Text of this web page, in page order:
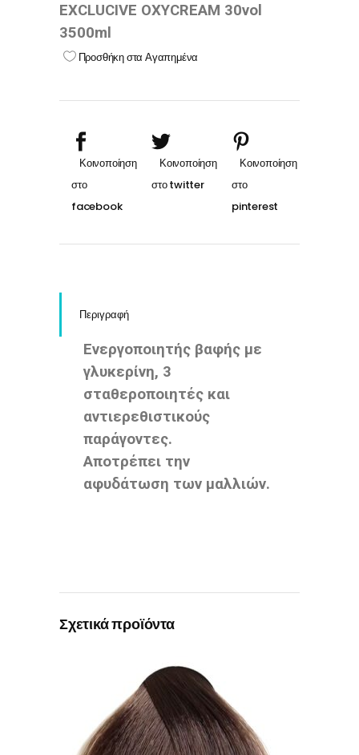
EXCLUCIVE OXYCREAM 30vol
3500ml
Προσθήκη στα Αγαπημένα
Περιγραφή
Ενεργοποιητής βαφής με
γλυκερίνη, 3
σταθεροποιητές και
αντιερεθιστικούς
παράγοντες.
Αποτρέπει την
αφυδάτωση των μαλλιών.
Σχετικά προϊόντα